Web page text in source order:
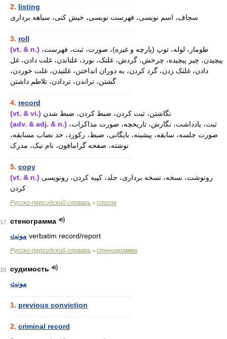
2. listing
سجاف، اسم نویسی، فهرست نویسی، خیش کنی، سیاهه برداری
3. roll
(vt. & n.)
پیچیدن، چیز پیچیده، چرخش، گردش، غلتک، نورد، غلتاندن، غلت دادن، غل
دادن، غلتک زدن، گرد کردن، به دوران انداختن، غلتیدن، غلت خوردن،
گشتن، تراندن، تردادن، تلاطم داشتن
4. record
(vt. & vi.) نگاشتن، ثبت کردن، ضبط کردن، ضبط شدن
(adv. & adj. & n.)
صورت جلسه، سابقه، پیشینه، بایگانی، ضبط، رکورد، حد نصاب مسابقه،
نوشته، صفحه گرامافون، نام نیک، مدرک
5. copy
(vt. & n.)
کردن
Русско-персидский словарь > список
17
стенограмма
مونث verbatim record/report
Русско-персидский словарь > стенограмма
18
судимость
مونث
1. previous conviction
2. criminal record